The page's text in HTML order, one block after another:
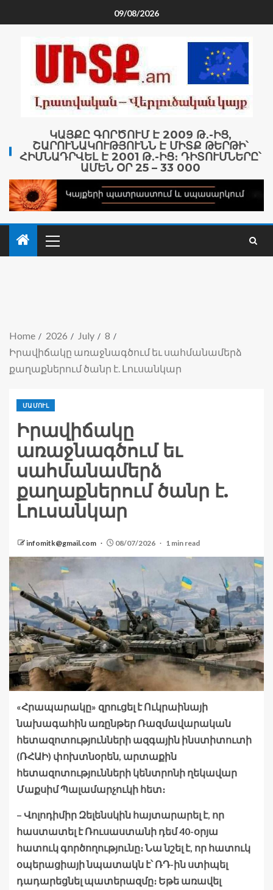
09/08/2026
ԿԱՅՔԸ ԳՈՐԾՈՒՄ Է 2009 Թ․-ԻՑ,
ՇԱՐՈՒՆԱԿՈՒԹՅՈՒՆՆ Է ՄԻՏՔ ԹԵՐԹԻ՝
ՀԻՄՆԱԴՐՎԵԼ Է 2001 Թ․-ԻՑ։ ԴԻՏՈՒՄՆԵՐԸ՝
ԱՄԵՆ ՕՐ 25 – 33 000
Home 2026 July
8
Իրավիճակը առաջնագծում եւ սահմանամերձ
քաղաքներում ծանր է. Լուսանկար
ՄԱՄՈՒԼ
Իրավիճակը
առաջնագծում եւ
սահմանամերձ
քաղաքներում ծանր է.
Լուսանկար
infomitk@gmail.com 08/07/2026 1 min read
«Հրապարակը» զրուցել է Ուկրաինայի
նախագահին առընթեր Ռազմավարական
հետազոտությունների ազգային ինստիտուտի
(ՌՀԱԻ) փոխտնօրեն, արտաքին
հետազոտությունների կենտրոնի ղեկավար
Մաքսիմ Պալամարչուկի հետ։
– Վոլոդիմիր Զելենսկին հայ­տարարել է, որ
հաստատել է Ռուսաստանի դեմ 40-օրյա
հատուկ գործողությունը։ Նա նշել է, որ հատուկ
օպերացիայի նպատակն է՝ ՌԴ-ին ստիպել
դադարեցնել պատերազմը։ Եթե առավել